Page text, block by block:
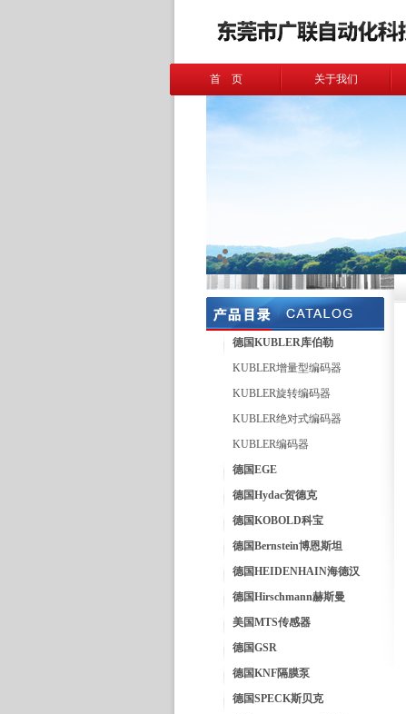
首 页 关于我们
德国KUBLER库伯勒
KUBLER增量型编码器
KUBLER旋转编码器
KUBLER绝对式编码器
KUBLER编码器
德国EGE
德国Hydac贺德克
德国KOBOLD科宝
德国Bernstein博恩斯坦
德国HEIDENHAIN海德汉
德国Hirschmann赫斯曼
美国MTS传感器
德国GSR
德国KNF隔膜泵
德国SPECK斯贝克